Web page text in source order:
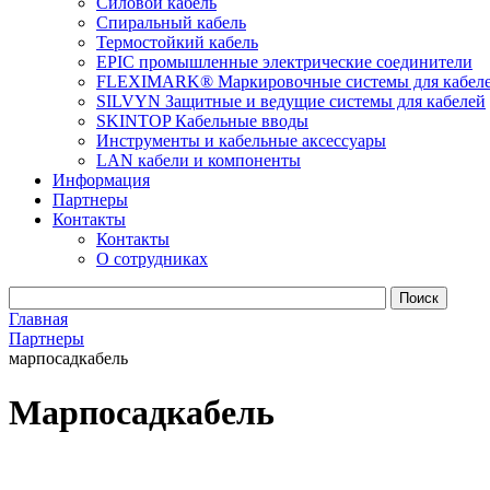
Спиральный кабель
Термостойкий кабель
EPIC промышленные электрические соединители
FLEXIMARK® Маркировочные системы для
SILVYN Защитные и ведущие системы для кабелей
SKINTOP Кабельные вводы
Инструменты и кабельные аксессуары
LAN кабели и компоненты
Информация
Партнеры
Контакты
Контакты
О сотрудниках
Главная
Партнеры
марпосадкабель
Марпосадкабель